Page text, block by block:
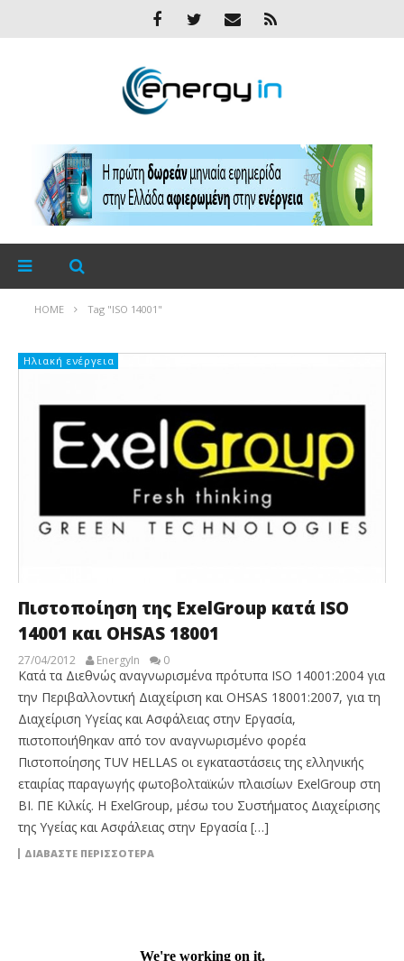
HOME Tag "ISO 14001"
Ηλιακή ενέργεια
Πιστοποίηση της ExelGroup κατά ISO
14001 και OHSAS 18001
27/04/2012 EnergyIn 0
Κατά τα Διεθνώς αναγνωρισμένα πρότυπα ISO 14001:2004 για
την Περιβαλλοντική Διαχείριση και OHSAS 18001:2007, για τη
Διαχείριση Υγείας και Ασφάλειας στην Εργασία,
πιστοποιήθηκαν από τον αναγνωρισμένο φορέα
Πιστοποίησης TUV HELLAS οι εγκαταστάσεις της ελληνικής
εταιρίας παραγωγής φωτοβολταϊκών πλαισίων ExelGroup στη
ΒΙ. ΠΕ Κιλκίς. Η ExelGroup, μέσω του Συστήματος Διαχείρισης
της Υγείας και Ασφάλειας στην Εργασία […]
ΔΙΑΒΆΣΤΕ ΠΕΡΙΣΣΌΤΕΡΑ